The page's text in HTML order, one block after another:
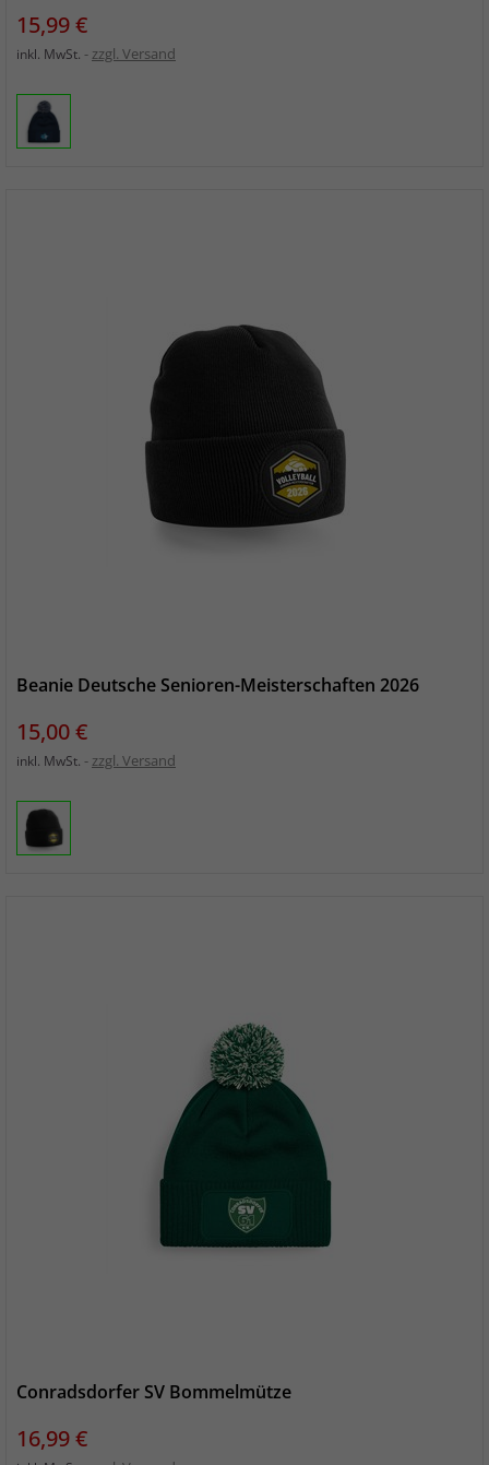
Preis
15,99 €
inkl. MwSt. zzgl. Versand
Beanie Deutsche Senioren-Meisterschaften 2026
Preis
15,00 €
inkl. MwSt. zzgl. Versand
Conradsdorfer SV Bommelmütze
Preis
16,99 €